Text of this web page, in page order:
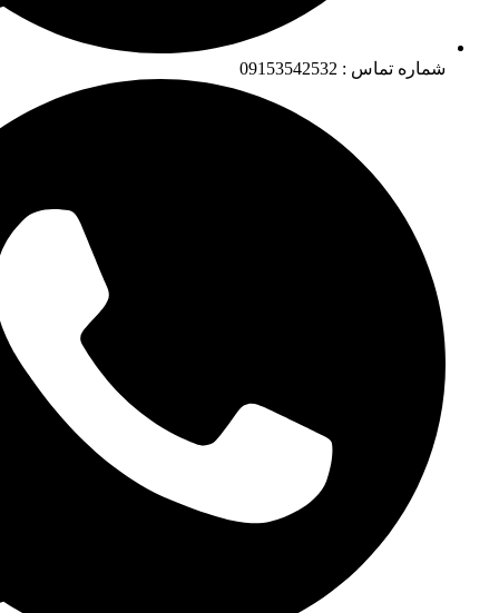
شماره تماس : 09153542532